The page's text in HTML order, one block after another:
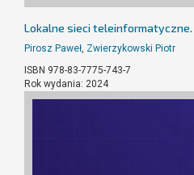
Lokalne sieci
Pirosz Paweł, Zwierzykowski Piotr
ISBN 978-83-7775-743-7
Rok wydania: 2024